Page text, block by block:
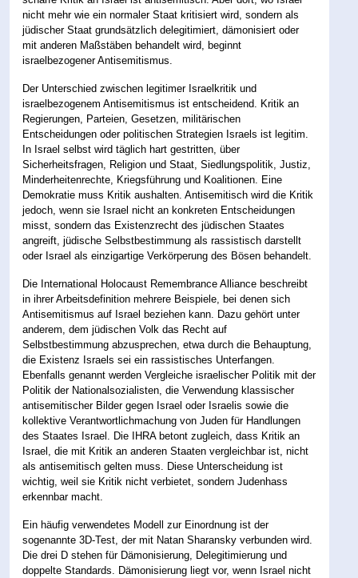
nicht mehr wie ein normaler Staat kritisiert wird, sondern als
jüdischer Staat grundsätzlich delegitimiert, dämonisiert oder
mit anderen Maßstäben behandelt wird, beginnt
israelbezogener Antisemitismus.
Der Unterschied zwischen legitimer Israelkritik und
israelbezogenem Antisemitismus ist entscheidend. Kritik an
Regierungen, Parteien, Gesetzen, militärischen
Entscheidungen oder politischen Strategien Israels ist legitim.
In Israel selbst wird täglich hart gestritten, über
Sicherheitsfragen, Religion und Staat, Siedlungspolitik, Justiz,
Minderheitenrechte, Kriegsführung und Koalitionen. Eine
Demokratie muss Kritik aushalten. Antisemitisch wird die Kritik
jedoch, wenn sie Israel nicht an konkreten Entscheidungen
misst, sondern das Existenzrecht des jüdischen Staates
angreift, jüdische Selbstbestimmung als rassistisch darstellt
oder Israel als einzigartige Verkörperung des Bösen behandelt.
Die International Holocaust Remembrance Alliance beschreibt
in ihrer Arbeitsdefinition mehrere Beispiele, bei denen sich
Antisemitismus auf Israel beziehen kann. Dazu gehört unter
anderem, dem jüdischen Volk das Recht auf
Selbstbestimmung abzusprechen, etwa durch die Behauptung,
die Existenz Israels sei ein rassistisches Unterfangen.
Ebenfalls genannt werden Vergleiche israelischer Politik mit der
Politik der Nationalsozialisten, die Verwendung klassischer
antisemitischer Bilder gegen Israel oder Israelis sowie die
kollektive Verantwortlichmachung von Juden für Handlungen
des Staates Israel. Die IHRA betont zugleich, dass Kritik an
Israel, die mit Kritik an anderen Staaten vergleichbar ist, nicht
als antisemitisch gelten muss. Diese Unterscheidung ist
wichtig, weil sie Kritik nicht verbietet, sondern Judenhass
erkennbar macht.
Ein häufig verwendetes Modell zur Einordnung ist der
sogenannte 3D-Test, der mit Natan Sharansky verbunden wird.
Die drei D stehen für Dämonisierung, Delegitimierung und
doppelte Standards. Dämonisierung liegt vor, wenn Israel nicht